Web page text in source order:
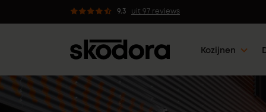
9.3 uit 97 reviews
van professionals
Kozijnen